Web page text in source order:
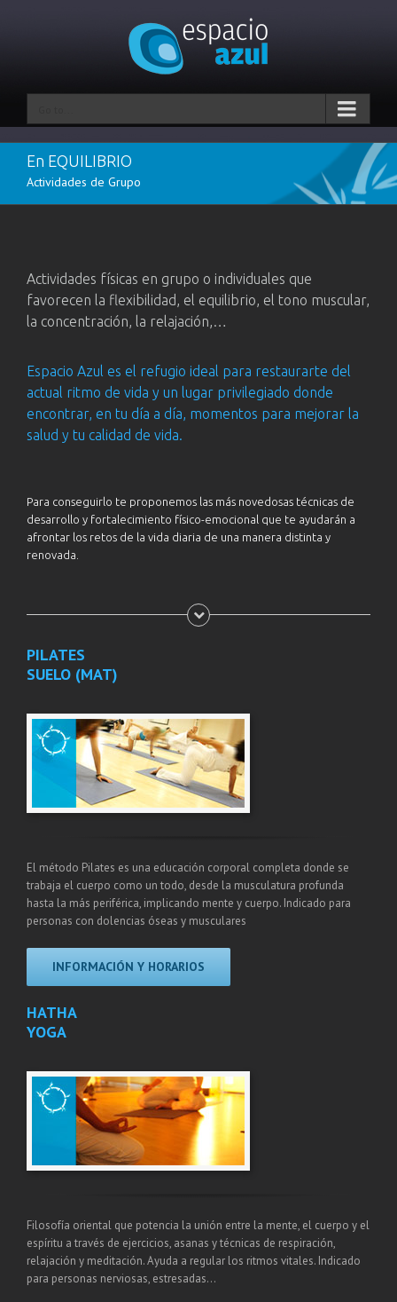
En EQUILIBRIO
Actividades de Grupo
Actividades físicas en grupo o individuales que
favorecen la flexibilidad, el equilibrio, el tono muscular,
la concentración, la relajación,…
Espacio Azul es el refugio ideal para restaurarte del
actual ritmo de vida y un lugar privilegiado donde
encontrar, en tu día a día, momentos para mejorar la
salud y tu calidad de vida.
Para conseguirlo te proponemos las más novedosas técnicas de
desarrollo y fortalecimiento físico-emocional que te ayudarán a
afrontar los retos de la vida diaria de una manera distinta y
renovada.
PILATES
SUELO (MAT)
El método Pilates es una educación corporal completa donde se
trabaja el cuerpo como un todo, desde la musculatura profunda
hasta la más periférica, implicando mente y cuerpo. Indicado para
personas con dolencias óseas y musculares
INFORMACIÓN Y HORARIOS
HATHA
YOGA
Filosofía oriental que potencia la unión entre la mente, el cuerpo y el
espíritu a través de ejercicios, asanas y técnicas de respiración,
relajación y meditación. Ayuda a regular los ritmos vitales. Indicado
para personas nerviosas, estresadas…